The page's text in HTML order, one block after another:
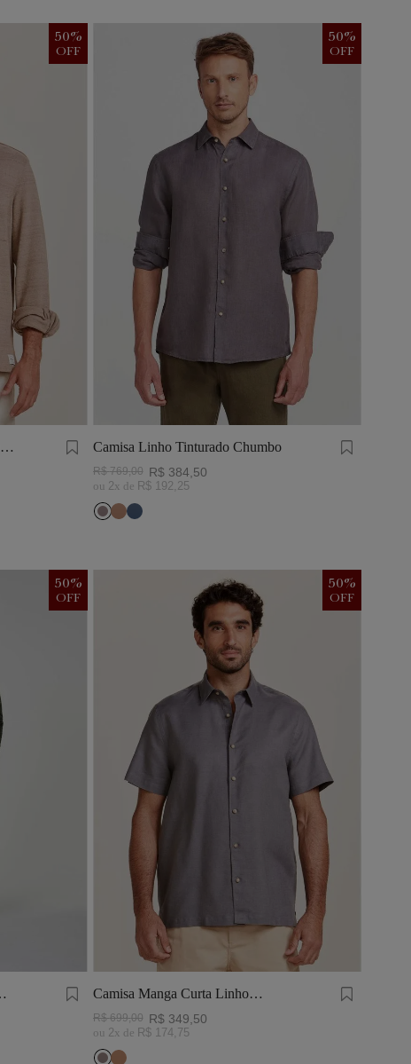
50%
OFF
Camisa Linho Tinturado Chumbo
50%
OFF
R$ 769,00 R$ 384 50
ou 2x de R$ 192 25
50%
OFF
Camisa Manga Curta Linho
50%
OFF
R$ 699,00 R$ 349 50
ou 2x de R$ 174, 75